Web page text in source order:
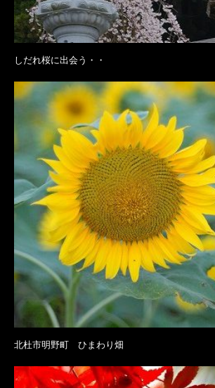
しだれ桜に出会う・・
北杜市明野町 ひまわり畑